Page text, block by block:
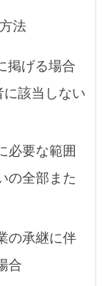
法
掲げる場合
該当しない
必要な範囲
の全部また
の承継に伴
合